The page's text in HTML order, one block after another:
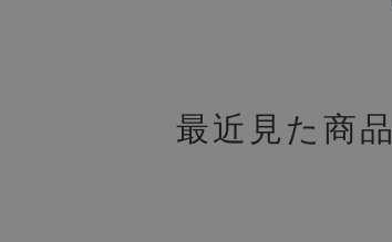
最近見た商品